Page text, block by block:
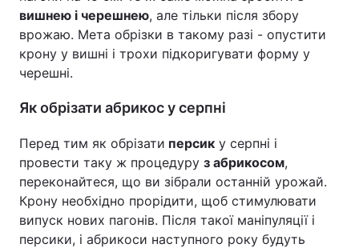
вишнею і черешнею, але тільки після збору
врожаю. Мета обрізки в такому разі - опустити
крону у вишні і трохи підкоригувати форму у
черешні.
Як обрізати абрикос у серпні
Перед тим як обрізати персик у серпні і
провести таку ж процедуру з абрикосом,
переконайтеся, що ви зібрали останній урожай.
Крону необхідно прорідити, щоб стимулювати
випуск нових пагонів. Після такої маніпуляції і
персики, і абрикоси наступного року будуть